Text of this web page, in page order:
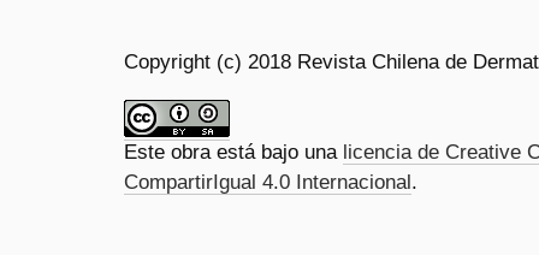
Copyright (c) 2018 Revista Chilena de
Este obra está bajo una licencia de Creative
CompartirIgual 4.0 Internacional.